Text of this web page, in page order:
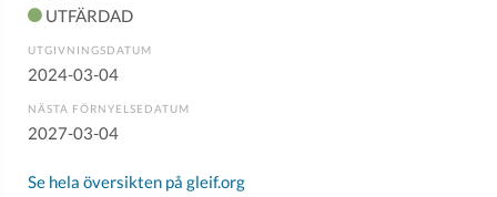
UTFÄRDAD
UTGIVNINGSDATUM
2024-03-04
NÄSTA FÖRNYELSEDATUM
2027-03-04
Se hela översikten på gleif.org